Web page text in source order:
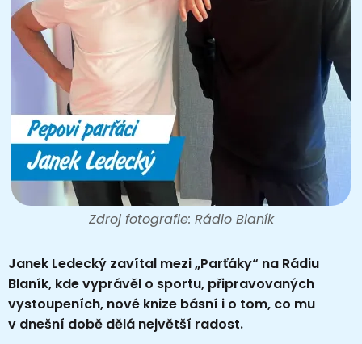
Zdroj fotografie: Rádio Blaník
Janek Ledecký zavítal mezi „Parťáky“ na Rádiu
Blaník, kde vyprávěl o sportu, připravovaných
vystoupeních, nové knize básní i o tom, co mu
v dnešní době dělá největší radost.